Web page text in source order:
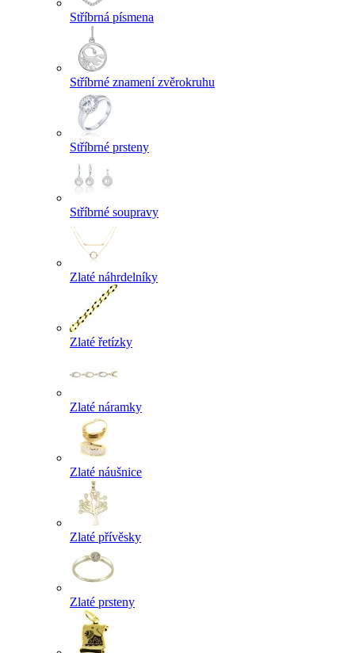
Stříbrná písmena
Stříbrné znamení zvěrokruhu
Stříbrné prsteny
Stříbrné soupravy
Zlaté náhrdelníky
Zlaté řetízky
Zlaté náramky
Zlaté náušnice
Zlaté přívěsky
Zlaté prsteny